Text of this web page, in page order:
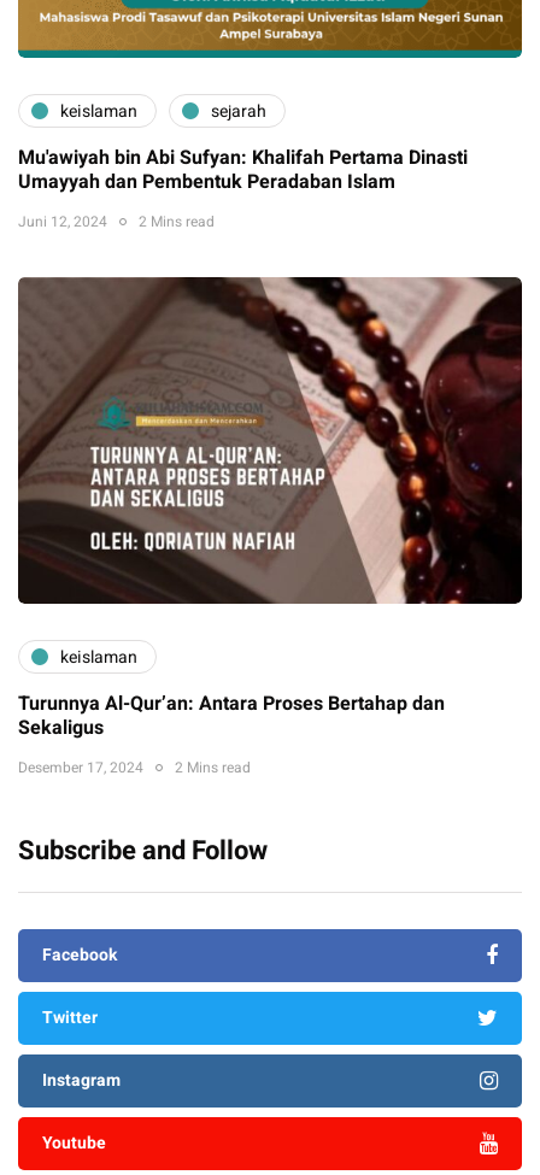
keislaman sejarah
Mu'awiyah bin Abi Sufyan: Khalifah Pertama Dinasti
Umayyah dan Pembentuk Peradaban Islam
Juni 12, 2024 2 Mins read
keislaman
Turunnya Al-Qur’an: Antara Proses Bertahap dan
Sekaligus
Desember 17, 2024 2 Mins read
Subscribe and Follow
Facebook
Twitter
Instagram
Youtube